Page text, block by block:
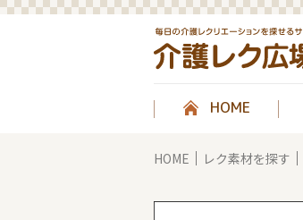
HOME
HOME レク素材を探す